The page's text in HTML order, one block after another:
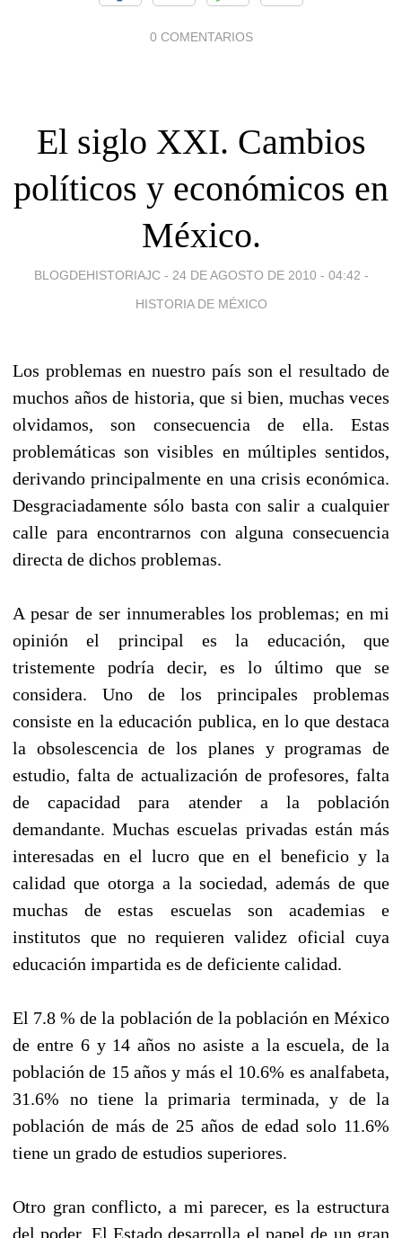
0 COMENTARIOS
El siglo XXI. Cambios
políticos y económicos en
México.
BLOGDEHISTORIAJC - 24 DE AGOSTO DE 2010 - 04:42 -
HISTORIA DE MÉXICO
Los problemas en nuestro país son el resultado de
muchos años de historia, que si bien, muchas veces
olvidamos, son consecuencia de ella. Estas
problemáticas son visibles en múltiples sentidos,
derivando principalmente en una crisis económica.
Desgraciadamente sólo basta con salir a cualquier
calle para encontrarnos con alguna consecuencia
directa de dichos problemas.
A pesar de ser innumerables los problemas; en mi
opinión el principal es la educación, que
tristemente podría decir, es lo último que se
considera. Uno de los principales problemas
consiste en la educación publica, en lo que destaca
la obsolescencia de los planes y programas de
estudio, falta de actualización de profesores, falta
de capacidad para atender a la población
demandante. Muchas escuelas privadas están más
interesadas en el lucro que en el beneficio y la
calidad que otorga a la sociedad, además de que
muchas de estas escuelas son academias e
institutos que no requieren validez oficial cuya
educación impartida es de deficiente calidad.
El 7.8 % de la población de la población en México
de entre 6 y 14 años no asiste a la escuela, de la
población de 15 años y más el 10.6% es analfabeta,
31.6% no tiene la primaria terminada, y de la
población de más de 25 años de edad solo 11.6%
tiene un grado de estudios superiores.
Otro gran conflicto, a mi parecer, es la estructura
del poder. El Estado desarrolla el papel de un gran